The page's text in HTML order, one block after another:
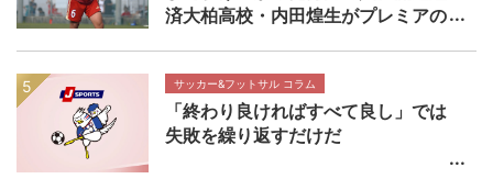
済大柏高校・内田煌生がプレミアの
×帝京長岡高校マッチレビュー
サッカー&フットサル コラム
「終わり良ければすべて良し」では
失敗を繰り返すだけだ